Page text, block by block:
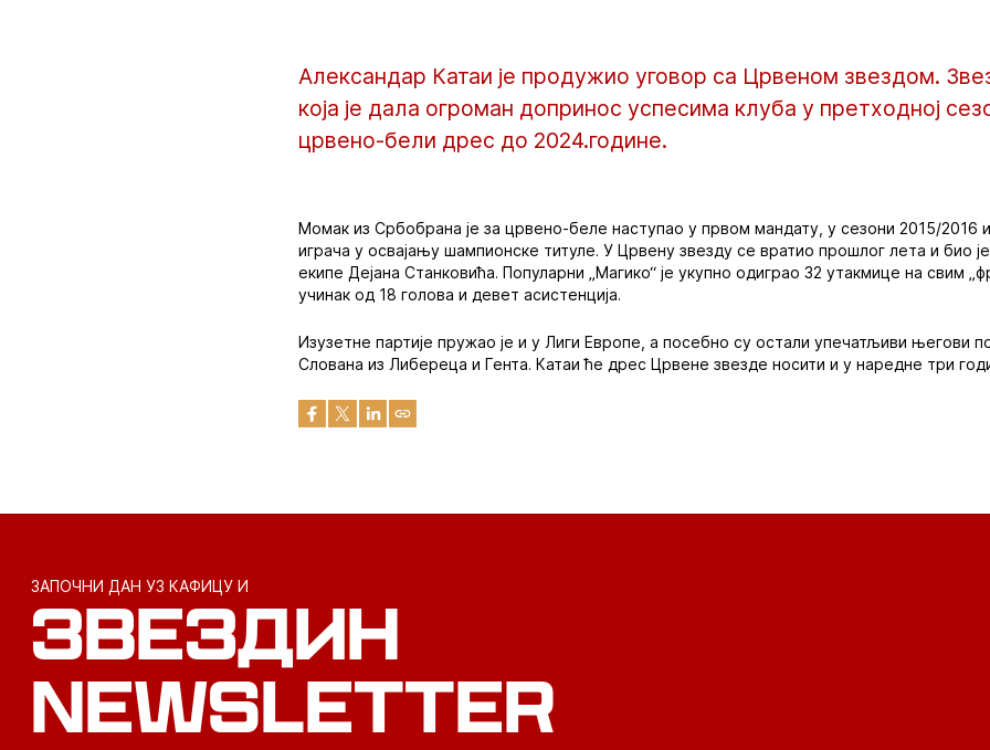
Александар Катаи је продужио уговор са Црвеном звездом.
која је дала огроман допринос успесима клуба у претходној
црвено-бели дрес до 2024.године.
Момак из Србобрана је за црвено-беле наступао у првом мандату, у сезони 2015/2016
играча у освајању шампионске титуле. У Црвену звезду се вратио прошлог лета и био
екипе Дејана Станковића. Популарни „Магико“ је укупно одиграо 32 утакмице на свим
учинак од 18 голова и девет асистенција.
Изузетне партије пружао је и у Лиги Европе, а посебно су остали упечатљиви његови
Слована из Либереца и Гента. Катаи ће дрес Црвене звезде носити и у наредне три
ЗАПОЧНИ ДАН УЗ КАФИЦУ И
ЗВЕЗДИН
NEWSLETTER